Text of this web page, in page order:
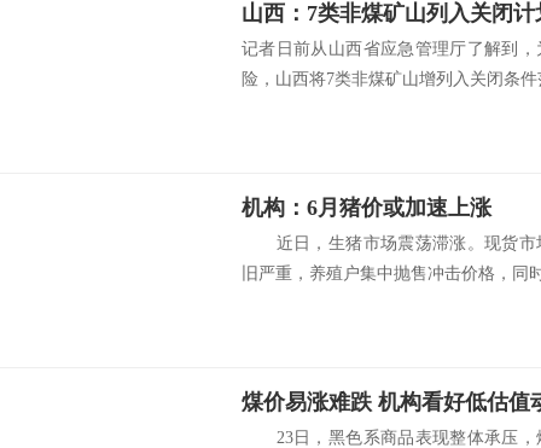
山西：7类非煤矿山列入关闭计
记者日前从山西省应急管理厅了解到
险，山西将7类非煤矿山增列入关闭条
机构：6月猪价或加速上涨
近日，生猪市场震荡滞涨。现货市
旧严重，养殖户集中抛售冲击价格，同
煤价易涨难跌 机构看好低估值
23日，黑色系商品表现整体承压，